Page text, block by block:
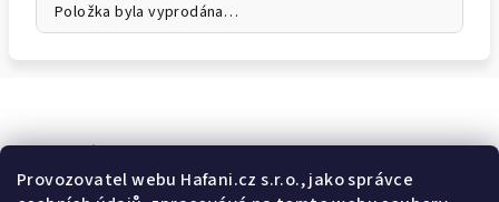
Provozovatel webu Hafani.cz s.r.o., jako správce
Položka byla vyprodána…
Odebírat newsletter